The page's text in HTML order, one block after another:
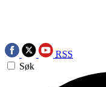
RSS
Søk